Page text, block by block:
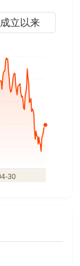
成立以来